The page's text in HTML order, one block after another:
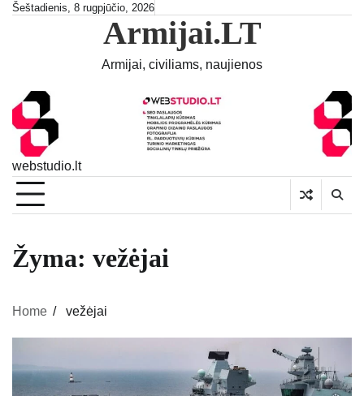
SkipŠeštadienis, 8 rugpjūčio, 2026
Armijai.LT
Armijai, civiliams, naujienos
webstudio.lt
Žyma: vežėjai
Home vežėjai